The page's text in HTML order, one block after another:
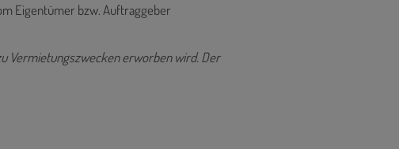
Eigentümer bzw. Auftraggeber
Vermietungszwecken erworben wird. Der